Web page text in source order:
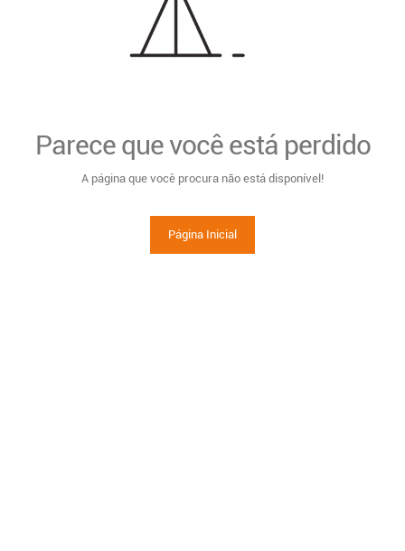
Parece que você está perdido
A página que você procura não está disponível!
Página Inicial